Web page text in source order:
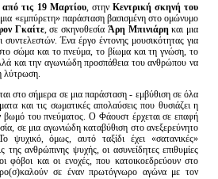
από τις 19 Μαρτίου, στην Κεντρική σκηνή του
«εμπύρετη» παράσταση βασισμένη στο ομώνυμο
Γκαίτε, σε σκηνοθεσία Άρη Μπινιάρηκαι μια
συντελεστών. Ένα έργο έντονης μουσικότητας για
σώμα και το πνεύμα, το βίωμα και τη γνώση, το
και την αγωνιώδη προσπάθεια του ανθρώπου να
λύτρωση.
στο σήμερα σε μια παράσταση - εμβύθιση σε όλα
και τις σωματικές απολαύσεις που θυσιάζει η
του πνεύματος. Ο Φάουστ έρχεται σε επαφή
σε μια αγωνιώδη καταβύθιση στο ανεξερεύνητο
ψυχικό, όμως, αυτό ταξίδι έχει «σατανικές»
της ανθρώπινης ψυχής, οι ασυνείδητες επιθυμίες
φόβοι και οι ενοχές, που κατοικοεδρεύουν στο
σε έναν πρωτόγνωρο αγώνα με τον